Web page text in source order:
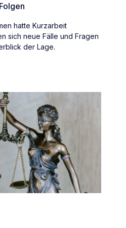
hatte Kurzarbeit
sich neue Fälle und Fragen
der Lage.